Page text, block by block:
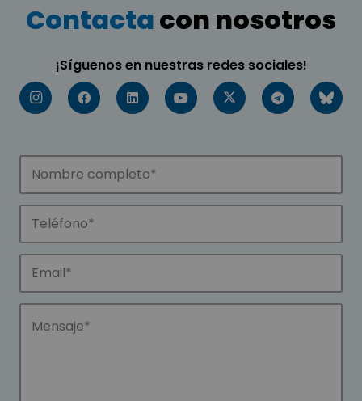
Contactacon nosotros
¡Síguenos en nuestras redes sociales!